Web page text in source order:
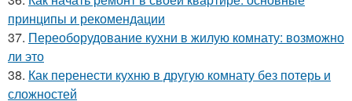
принципы и рекомендации
37. Переоборудование кухни в жилую комнату: возможно
ли это
38. Как перенести кухню в другую комнату без потерь и
сложностей